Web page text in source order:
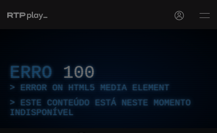
ERRO 100
ERROR ON HTML5 MEDIA ELEMENT
ESTE CONTEÚDO ESTÁ NESTE MOMENTO
INDISPONÍVEL